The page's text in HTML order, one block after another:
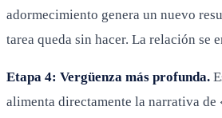
adormecimiento genera un nuevo
tarea queda sin hacer. La relación se
Etapa 4: Vergüenza más profunda.
alimenta directamente la narrativa de